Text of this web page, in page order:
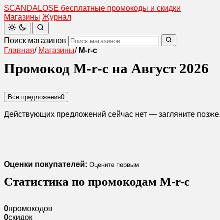
SCANDALOSE бесплатные промокоды и скидки
Магазины Журнал
Поиск магазинов
Главная/ Магазины/ M-r-c
Промокод M-r-c на Август 2026
Все предложения0
Действующих предложений сейчас нет — загляните
Оценки покупателей: Оцените первым
Статистика по промокодам M-r-c
0промокодов
0скидок